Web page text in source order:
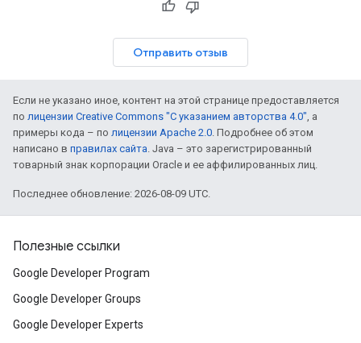
Отправить отзыв
Если не указано иное, контент на этой странице предоставляется
по лицензии Creative Commons "С указанием авторства 4.0" , а
примеры кода – по лицензии Apache 2.0 . Подробнее об этом
написано в правилах сайта . Java – это зарегистрированный
товарный знак корпорации Oracle и ее аффилированных лиц.
Последнее обновление: 2026-08-09 UTC.
Полезные ссылки
Google Developer Program
Google Developer Groups
Google Developer Experts